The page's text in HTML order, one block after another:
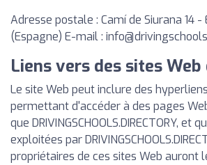
Adresse postale : Camí de Siurana 14 -
(Espagne) E-mail :
Liens vers des sites
Le site Web peut inclure des
permettant d'accéder à des pages
que DRIVINGSCHOOLS.DIRECTORY, et
exploitées par
propriétaires de ces sites Web auront